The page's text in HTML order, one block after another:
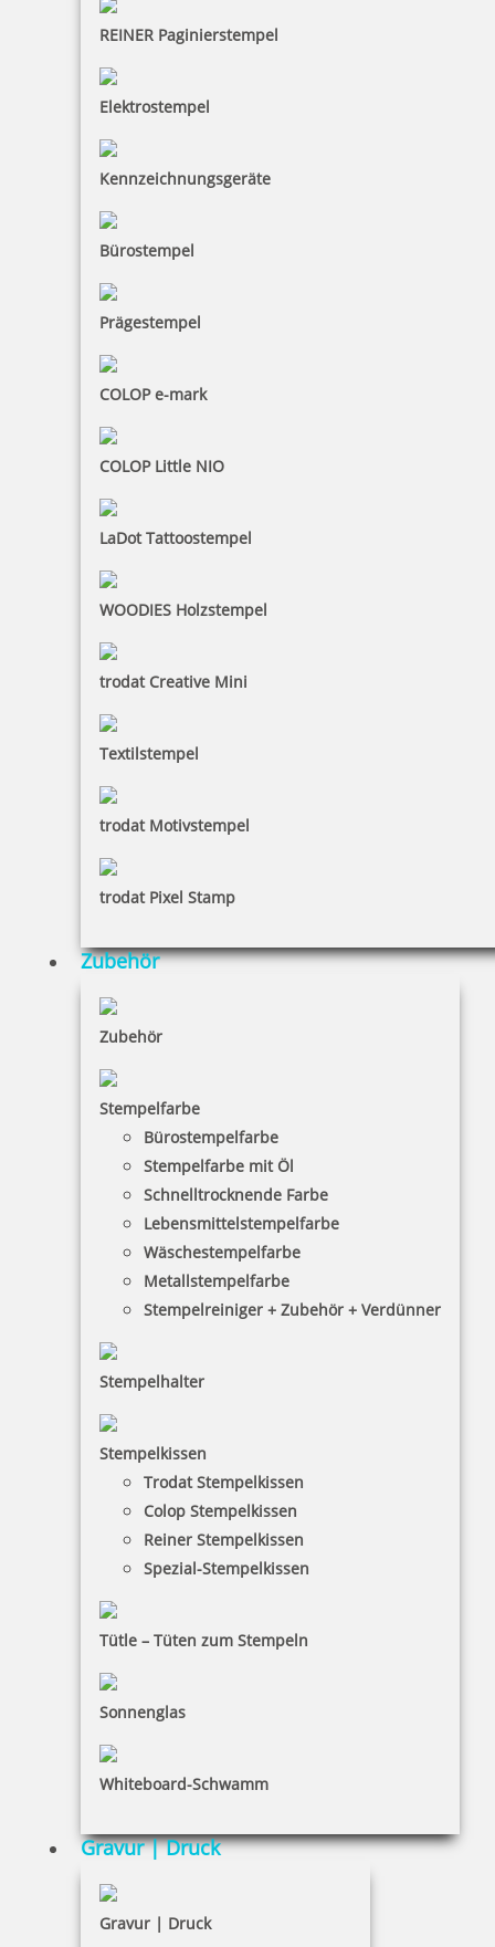
REINER Paginierstempel
Elektrostempel
Kennzeichnungsgeräte
Bürostempel
Prägestempel
COLOP e-mark
COLOP Little NIO
LaDot Tattoostempel
WOODIES Holzstempel
trodat Creative Mini
Textilstempel
trodat Motivstempel
trodat Pixel Stamp
Zubehör
Zubehör
Stempelfarbe
Bürostempelfarbe
Stempelfarbe mit Öl
Schnelltrocknende Farbe
Lebensmittelstempelfarbe
Wäschestempelfarbe
Metallstempelfarbe
Stempelreiniger + Zubehör + Verdünner
Stempelhalter
Stempelkissen
Trodat Stempelkissen
Colop Stempelkissen
Reiner Stempelkissen
Spezial-Stempelkissen
Tütle – Tüten zum Stempeln
Sonnenglas
Whiteboard-Schwamm
Gravur | Druck
Gravur | Druck
trodat edy FIX - Motivationsstempel Smiley - Printy 4922
trodat edy FIX - Motivationsstempel Spitze! - Printy 4922
10,35 €
inkl. 19 % Mwst.
trodat edy Triceratops Dinosaurier Stempel
10,35 €
trodat edy T-Rex Dinosaurier Stempel
10,35 €
trodat edy Stegosaurus Dinosaurier Stempel